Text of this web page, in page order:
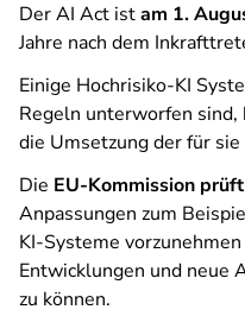
Der AI Act istam 1.
Jahre nach dem
Einige Hochrisiko-KI
Regeln unterworfen sind,
die Umsetzung der für
Die EU-Kommission
Anpassungen zum
KI-Systeme
Entwicklungen und neue
zu können.